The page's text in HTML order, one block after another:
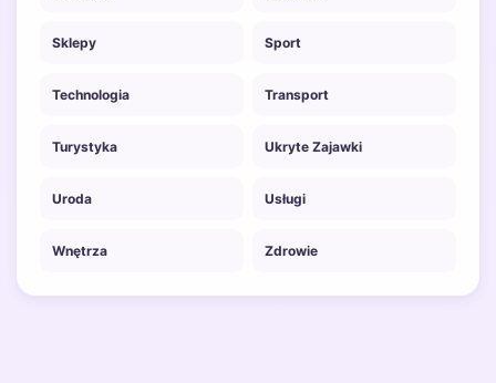
Sklepy Sport
Technologia Transport
Turystyka Ukryte Zajawki
Uroda Usługi
Wnętrza Zdrowie